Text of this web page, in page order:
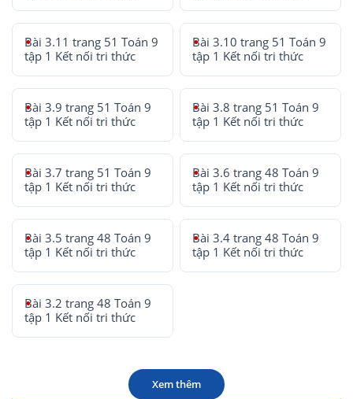
Bài 3.11 trang 51 Toán 9
tập 1 Kết nối tri thức
Bài 3.10 trang 51 Toán 9
tập 1 Kết nối tri thức
Bài 3.9 trang 51 Toán 9
tập 1 Kết nối tri thức
Bài 3.8 trang 51 Toán 9
tập 1 Kết nối tri thức
Bài 3.7 trang 51 Toán 9
tập 1 Kết nối tri thức
Bài 3.6 trang 48 Toán 9
tập 1 Kết nối tri thức
Bài 3.5 trang 48 Toán 9
tập 1 Kết nối tri thức
Bài 3.4 trang 48 Toán 9
tập 1 Kết nối tri thức
Bài 3.2 trang 48 Toán 9
tập 1 Kết nối tri thức
Xem thêm